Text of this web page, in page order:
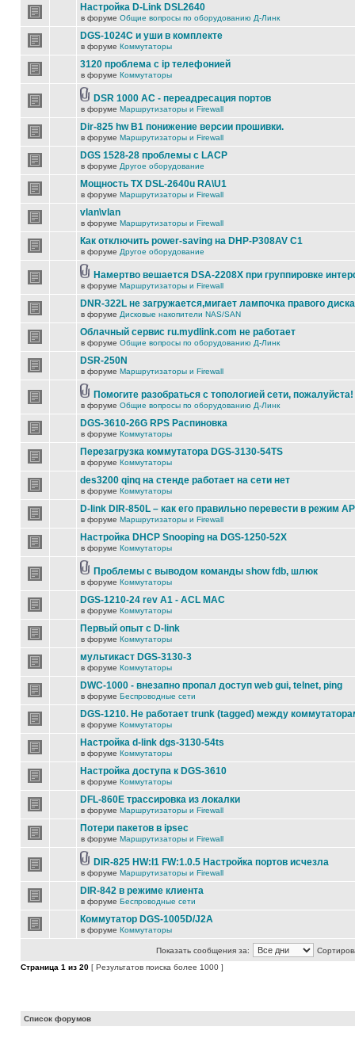
Настройка D-Link DSL2640
в форуме Общие вопросы по оборудованию Д-Линк
DGS-1024C и уши в комплекте
в форуме Коммутаторы
3120 проблема с ip телефонией
в форуме Коммутаторы
DSR 1000 AC - переадресация портов
в форуме Маршрутизаторы и Firewall
Dir-825 hw B1 понижение версии прошивки.
в форуме Маршрутизаторы и Firewall
DGS 1528-28 проблемы с LACP
в форуме Другое оборудование
Мощность TX DSL-2640u RA\U1
в форуме Маршрутизаторы и Firewall
vlan\vlan
в форуме Маршрутизаторы и Firewall
Как отключить power-saving на DHP-P308AV C1
в форуме Другое оборудование
Намертво вешается DSA-2208X при группировке
в форуме Маршрутизаторы и Firewall
DNR-322L не загружается,мигает лампочка правого диска
в форуме Дисковые накопители NAS/SAN
Облачный сервис ru.mydlink.com не работает
в форуме Общие вопросы по оборудованию Д-Линк
DSR-250N
в форуме Маршрутизаторы и Firewall
Помогите разобраться с топологией сети, пожалуйста!
в форуме Общие вопросы по оборудованию Д-Линк
DGS-3610-26G RPS Распиновка
в форуме Коммутаторы
Перезагрузка коммутатора DGS-3130-54TS
в форуме Коммутаторы
des3200 qinq на стенде работает на сети нет
в форуме Коммутаторы
D-link DIR-850L – как его правильно перевести в режим
в форуме Маршрутизаторы и Firewall
Настройка DHCP Snooping на DGS-1250-52X
в форуме Коммутаторы
Проблемы с выводом команды show fdb, шлюк
в форуме Коммутаторы
DGS-1210-24 rev A1 - ACL MAC
в форуме Коммутаторы
Первый опыт с D-link
в форуме Коммутаторы
мультикаст DGS-3130-3
в форуме Коммутаторы
DWC-1000 - внезапно пропал доступ web gui, telnet, ping
в форуме Беспроводные сети
DGS-1210. Не работает trunk (tagged) между
в форуме Коммутаторы
Настройка d-link dgs-3130-54ts
в форуме Коммутаторы
Настройка доступа к DGS-3610
в форуме Коммутаторы
DFL-860E трассировка из локалки
в форуме Маршрутизаторы и Firewall
Потери пакетов в ipsec
в форуме Маршрутизаторы и Firewall
DIR-825 HW:I1 FW:1.0.5 Настройка портов исчезла
в форуме Маршрутизаторы и Firewall
DIR-842 в режиме клиента
в форуме Беспроводные сети
Коммутатор DGS-1005D/J2A
в форуме Коммутаторы
Показать сообщения за:
Страница 1 из 20 [ Результатов поиска более 1000 ]
Список форумов